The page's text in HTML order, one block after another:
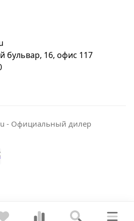
бульвар, 16, офис 117
- Официальный дилер